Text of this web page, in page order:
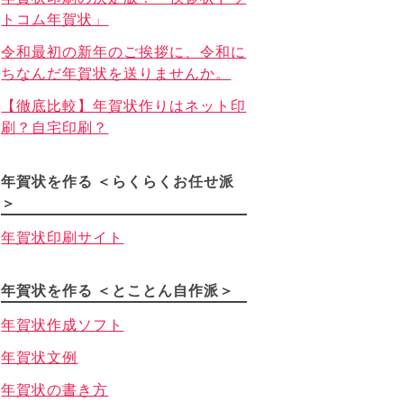
トコム年賀状」
令和最初の新年のご挨拶に、令和に
ちなんだ年賀状を送りませんか。
【徹底比較】年賀状作りはネット印
刷？自宅印刷？
年賀状を作る ＜らくらくお任せ派
＞
年賀状印刷サイト
年賀状を作る ＜とことん自作派＞
年賀状作成ソフト
年賀状文例
年賀状の書き方